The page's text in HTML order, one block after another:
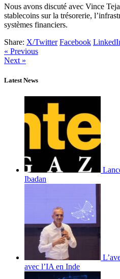
Nous avons discuté avec Vince
stablecoins sur la trésorerie,
systèmes financiers.
Share: X/Twitter Facebook
« Previous
Next »
Latest News
Ibadan
avec l’IA en Inde